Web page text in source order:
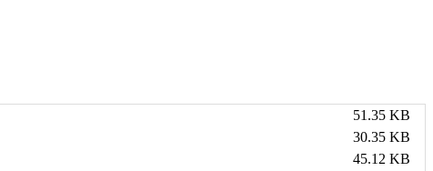
51.35 KB
30.35 KB
45.12 KB